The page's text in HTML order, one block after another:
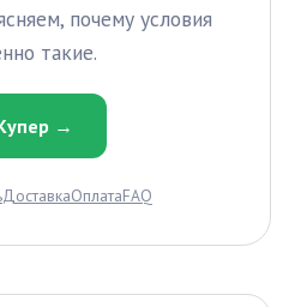
почему условия
такие.
→
ДоставкаОплатаFAQ